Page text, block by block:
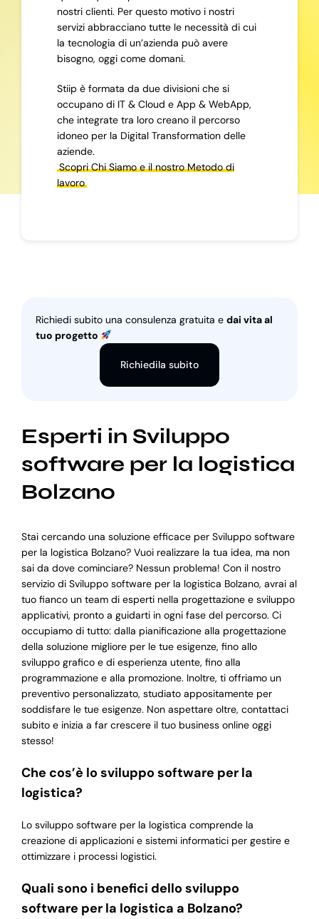
nostri clienti. Per questo motivo i nostri
servizi abbracciano tutte le necessità di cui
la tecnologia di un’azienda può avere
bisogno, oggi come domani.
Stiip è formata da due divisioni che si
occupano di IT & Cloud e App & WebApp,
che integrate tra loro creano il percorso
idoneo per la Digital Transformation delle
aziende.
Scopri Chi Siamo e il nostro Metodo di
lavoro
Richiedi subito una consulenza gratuita e dai vita al
tuo progetto
Richiedila subito
Esperti in Sviluppo
software per la logistica
Bolzano
Stai cercando una soluzione efficace per Sviluppo software
per la logistica Bolzano? Vuoi realizzare la tua idea, ma non
sai da dove cominciare? Nessun problema! Con il nostro
servizio di Sviluppo software per la logistica Bolzano, avrai al
tuo fianco un team di esperti nella progettazione e sviluppo
applicativi, pronto a guidarti in ogni fase del percorso. Ci
occupiamo di tutto: dalla pianificazione alla progettazione
della soluzione migliore per le tue esigenze, fino allo
sviluppo grafico e di esperienza utente, fino alla
programmazione e alla promozione. Inoltre, ti offriamo un
preventivo personalizzato, studiato appositamente per
soddisfare le tue esigenze. Non aspettare oltre, contattaci
subito e inizia a far crescere il tuo business online oggi
stesso!
Che cos’è lo sviluppo software per la
logistica?
Lo sviluppo software per la logistica comprende la
creazione di applicazioni e sistemi informatici per gestire e
ottimizzare i processi logistici.
Quali sono i benefici dello sviluppo
software per la logistica a Bolzano?